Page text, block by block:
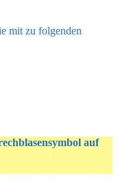
mit zu folgenden
auf